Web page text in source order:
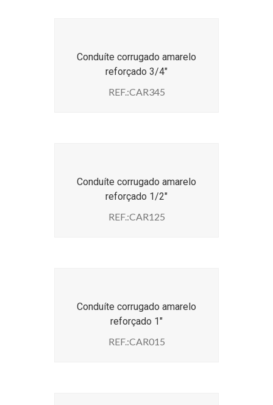
Conduíte corrugado amarelo
reforçado 3/4″
REF.:CAR345
Conduíte corrugado amarelo
reforçado 1/2″
REF.:CAR125
Conduíte corrugado amarelo
reforçado 1″
REF.:CAR015